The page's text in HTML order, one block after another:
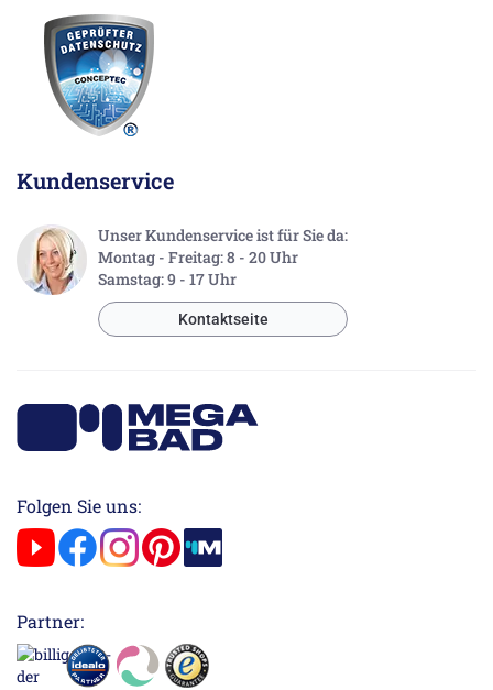
Kundenservice
Unser Kundenservice ist für Sie da:
Montag - Freitag: 8 - 20 Uhr
Samstag: 9 - 17 Uhr
Kontaktseite
Folgen Sie uns:
Partner: